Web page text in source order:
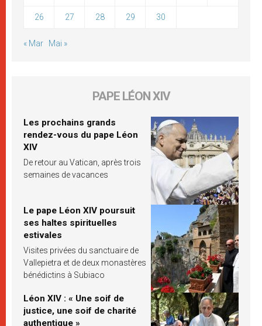
26 27 28 29 30
« Mar Mai »
PAPE LÉON XIV
Les prochains grands
rendez-vous du pape Léon
XIV
De retour au Vatican, après trois
semaines de vacances
Le pape Léon XIV poursuit
ses haltes spirituelles
estivales
Visites privées du sanctuaire de
Vallepietra et de deux monastères
bénédictins à Subiaco
Léon XIV : « Une soif de
justice, une soif de charité
authentique »